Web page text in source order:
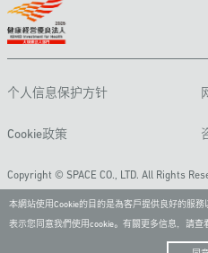
个人信息保护方针
Cookie政策
Copyright © SPACE CO., LTD. All Rights
本網站使用Cookie的目的是為客戶提供良好的服
表示您同意我們使用cookie。有關更多信息，請查